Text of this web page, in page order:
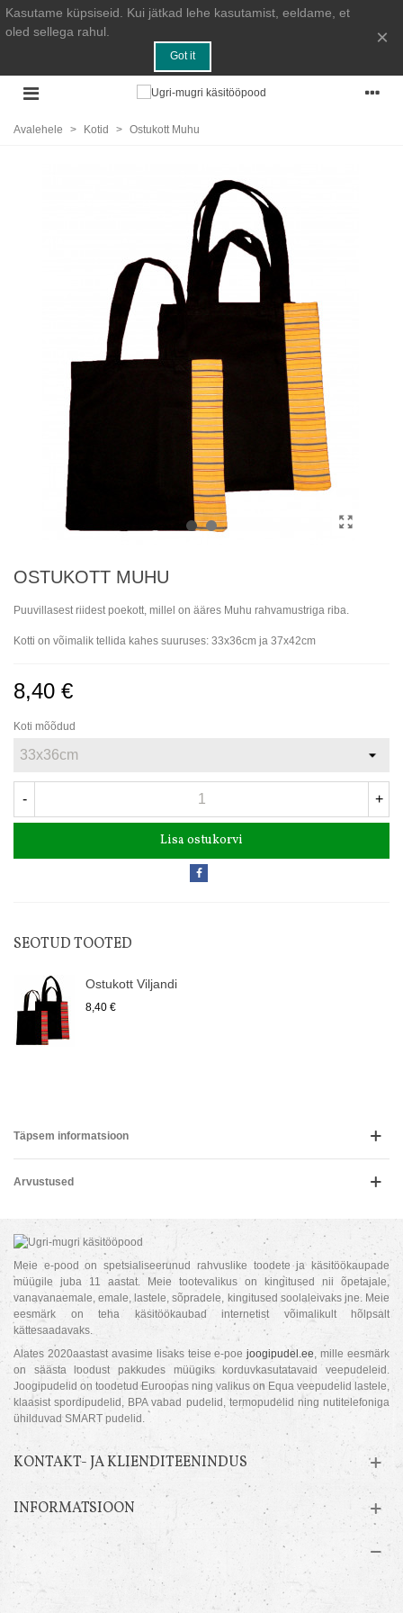
Kasutame küpsiseid. Kui jätkad lehe kasutamist, eeldame, et
oled sellega rahul.
Got it
×
Avalehele > Kotid > Ostukott Muhu
OSTUKOTT MUHU
Puuvillasest riidest poekott, millel on ääres Muhu rahvamustriga riba.
Kotti on võimalik tellida kahes suuruses: 33x36cm ja 37x42cm
8,40 €
Koti mõõdud
- +
Lisa ostukorvi
SEOTUD TOOTED
Ostukott Viljandi
8,40 €
Täpsem informatsioon
Arvustused
Meie e-pood on spetsialiseerunud rahvuslike toodete ja käsitöökaupade
müügile juba 11 aastat. Meie tootevalikus on kingitused nii õpetajale,
vanavanaemale, emale, lastele, sõpradele, kingitused soolaleivaks jne. Meie
eesmärk on teha käsitöökaubad internetist võimalikult hõlpsalt
kättesaadavaks.
Alates 2020aastast avasime lisaks teise e-poejoogipudel.ee, mille eesmärk
on säästa loodust pakkudes müügiks korduvkasutatavaid veepudeleid.
Joogipudelid on toodetud Euroopas ning valikus on Equa veepudelid lastele,
klaasist spordipudelid, BPA vabad pudelid, termopudelid ning nutitelefoniga
ühilduvad SMART pudelid.
KONTAKT- JA KLIENDITEENINDUS
INFORMATSIOON